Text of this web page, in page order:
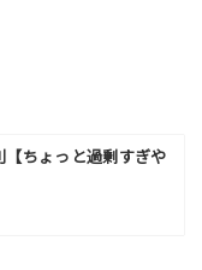
【ちょっと過剰すぎや